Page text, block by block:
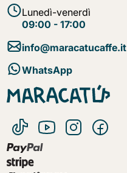
Lunedì-venerdì
09:00 - 17:00
info@maracatucaffe.it
WhatsApp